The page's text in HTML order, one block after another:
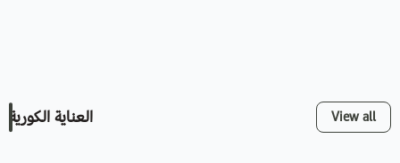
العناية الكورية View all